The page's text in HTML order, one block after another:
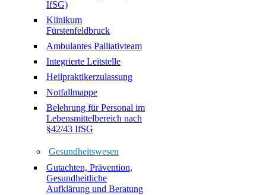
IfSG)
Klinikum
Fürstenfeldbruck
Ambulantes Palliativteam
Integrierte Leitstelle
Heilpraktikerzulassung
Notfallmappe
Belehrung für Personal im
Lebensmittelbereich nach
§42/43 IfSG
Gesundheitswesen
Gutachten, Prävention,
Gesundheitliche
Aufklärung und Beratung